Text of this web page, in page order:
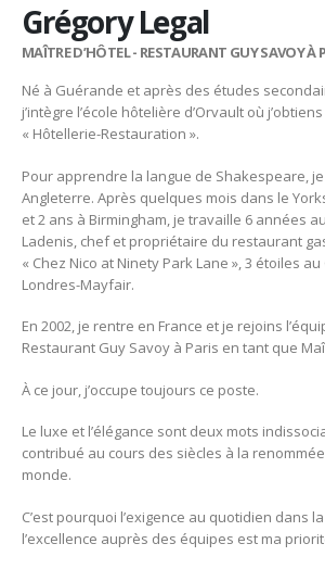
Grégory Legal
MAÎTRE D’HÔTEL - RESTAURANT GUY SAVOY À
Né à Guérande et après des études
j’intègre l’école hôtelière d’Orvault où j’obtiens
« Hôtellerie-Restauration ».
Pour apprendre la langue de Shakespeare,
Angleterre. Après quelques mois dans le
et 2 ans à Birmingham, je travaille 6 années
Ladenis, chef et propriétaire du restaurant
« Chez Nico at Ninety Park Lane », 3 étoiles
Londres-Mayfair.
En 2002, je rentre en France et je rejoins
Restaurant Guy Savoy à Paris en tant que
À ce jour, j’occupe toujours ce poste.
Le luxe et l’élégance sont deux mots
contribué au cours des siècles à la
monde.
C’est pourquoi l’exigence au quotidien dans
l’excellence auprès des équipes est ma